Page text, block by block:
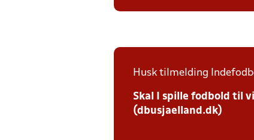
Husk tilmelding
Skal I spille fodbold til
(dbusjaelland.dk)